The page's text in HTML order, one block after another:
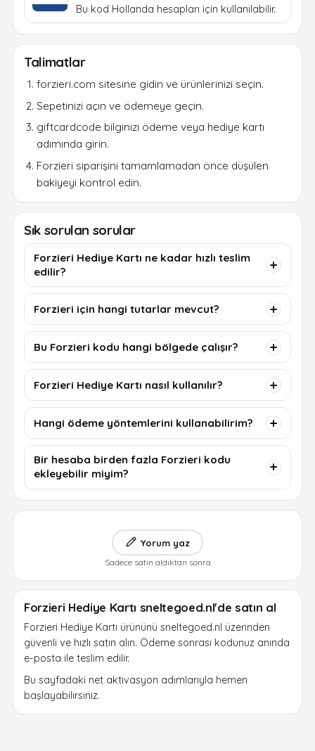
Bu kod Hollanda hesapları için kullanılabilir.
Talimatlar
forzieri.com sitesine gidin ve ürünlerinizi seçin.
Sepetinizi açın ve ödemeye geçin.
giftcardcode bilginizi ödeme veya hediye kartı
adımında girin.
Forzieri siparişini tamamlamadan önce düşülen
bakiyeyi kontrol edin.
Sık sorulan sorular
Forzieri Hediye Kartı ne kadar hızlı teslim
edilir?
Forzieri için hangi tutarlar mevcut?
Bu Forzieri kodu hangi bölgede çalışır?
Forzieri Hediye Kartı nasıl kullanılır?
Hangi ödeme yöntemlerini kullanabilirim?
Bir hesaba birden fazla Forzieri kodu
ekleyebilir miyim?
Yorum yaz
Sadece satın aldıktan sonra
Forzieri Hediye Kartı sneltegoed.nl'de satın al
Forzieri Hediye Kartı ürününü sneltegoed.nl üzerinden
güvenli ve hızlı satın alın. Ödeme sonrası kodunuz anında
e-posta ile teslim edilir.
Bu sayfadaki net aktivasyon adımlarıyla hemen
başlayabilirsiniz.